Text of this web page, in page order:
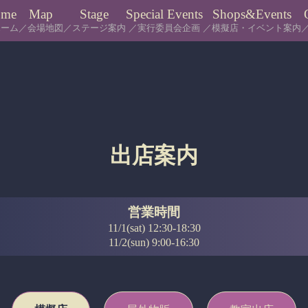
ム
Map
／会場地図
Stage
／ステージ案内
Special Events
／実行委員会企画
Shops&Events
／模擬店・イベント案内
出店案内
営業時間
11/1(sat) 12:30-18:30
11/2(sun) 9:00-16:30